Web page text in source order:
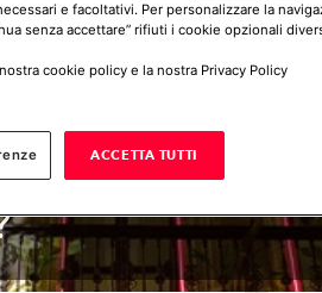
per la
e facoltativi. Per personalizzare la
senza accettare” rifiuti i cookie opzionali
cookie policy e la nostra Privacy Policy
ACCETTA TUTTI